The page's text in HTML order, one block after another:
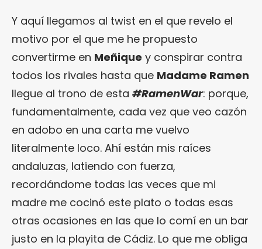
Y aquí llegamos al twist en el que revelo el
motivo por el que me he propuesto
convertirme en Meñique y conspirar contra
todos los rivales hasta que Madame Ramen
llegue al trono de esta #RamenWar: porque,
fundamentalmente, cada vez que veo cazón
en adobo en una carta me vuelvo
literalmente loco. Ahí están mis raíces
andaluzas, latiendo con fuerza,
recordándome todas las veces que mi
madre me cocinó este plato o todas esas
otras ocasiones en las que lo comí en un bar
justo en la playita de Cádiz. Lo que me obliga